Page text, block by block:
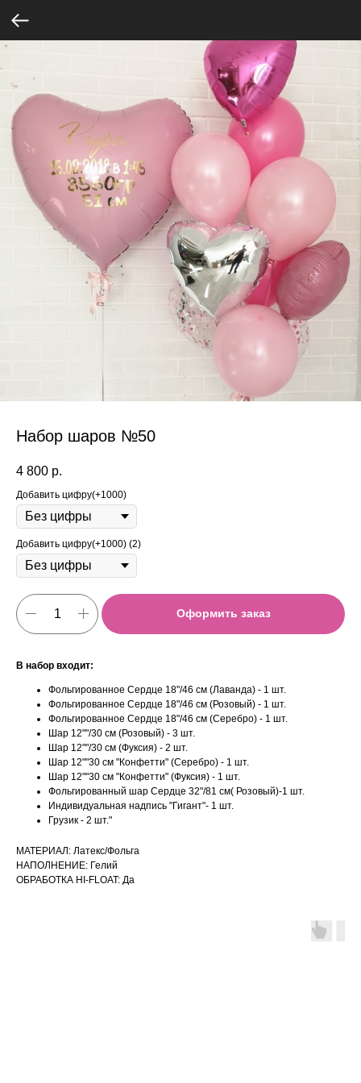
Набор шаров №50
4 800 р.
Добавить цифру(+1000)
Добавить цифру(+1000) (2)
Оформить заказ
В набор входит:
Фольгированное Сердце 18"/46 см (Лаванда) - 1 шт.
Фольгированное Сердце 18"/46 см (Розовый) - 1 шт.
Фольгированное Сердце 18"/46 см (Серебро) - 1 шт.
Шар 12""/30 см (Розовый) - 3 шт.
Шар 12""/30 см (Фуксия) - 2 шт.
Шар 12""30 см "Конфетти" (Серебро) - 1 шт.
Шар 12""30 см "Конфетти" (Фуксия) - 1 шт.
Фольгированный шар Сердце 32"/81 см( Розовый)-1 шт.
Индивидуальная надпись "Гигант"- 1 шт.
Грузик - 2 шт."
МАТЕРИАЛ: Латекс/Фольга
НАПОЛНЕНИЕ: Гелий
ОБРАБОТКА HI-FLOAT: Да